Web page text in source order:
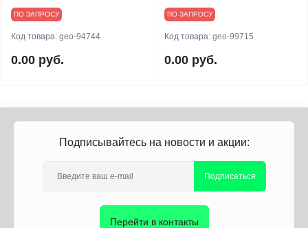
ПО ЗАПРОСУ
Код товара: geo-94744
0.00 руб.
ПО ЗАПРОСУ
Код товара: geo-99715
0.00 руб.
Подписывайтесь на новости и акции:
Подписаться
Перейти в контакты